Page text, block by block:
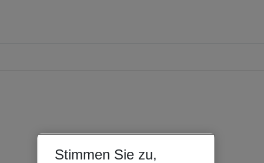
Stimmen Sie zu,